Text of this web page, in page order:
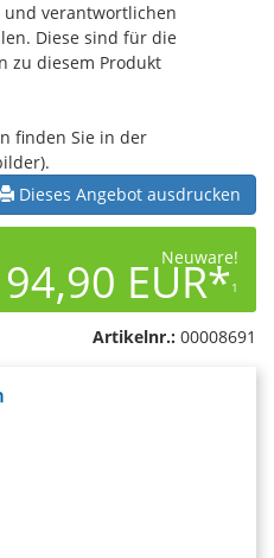
verantwortlichen
Diese sind für die
zu diesem Produkt
finden Sie in der
Dieses Angebot ausdrucken
Neuware!
94,90 EUR*1
Artikelnr.: 00008691